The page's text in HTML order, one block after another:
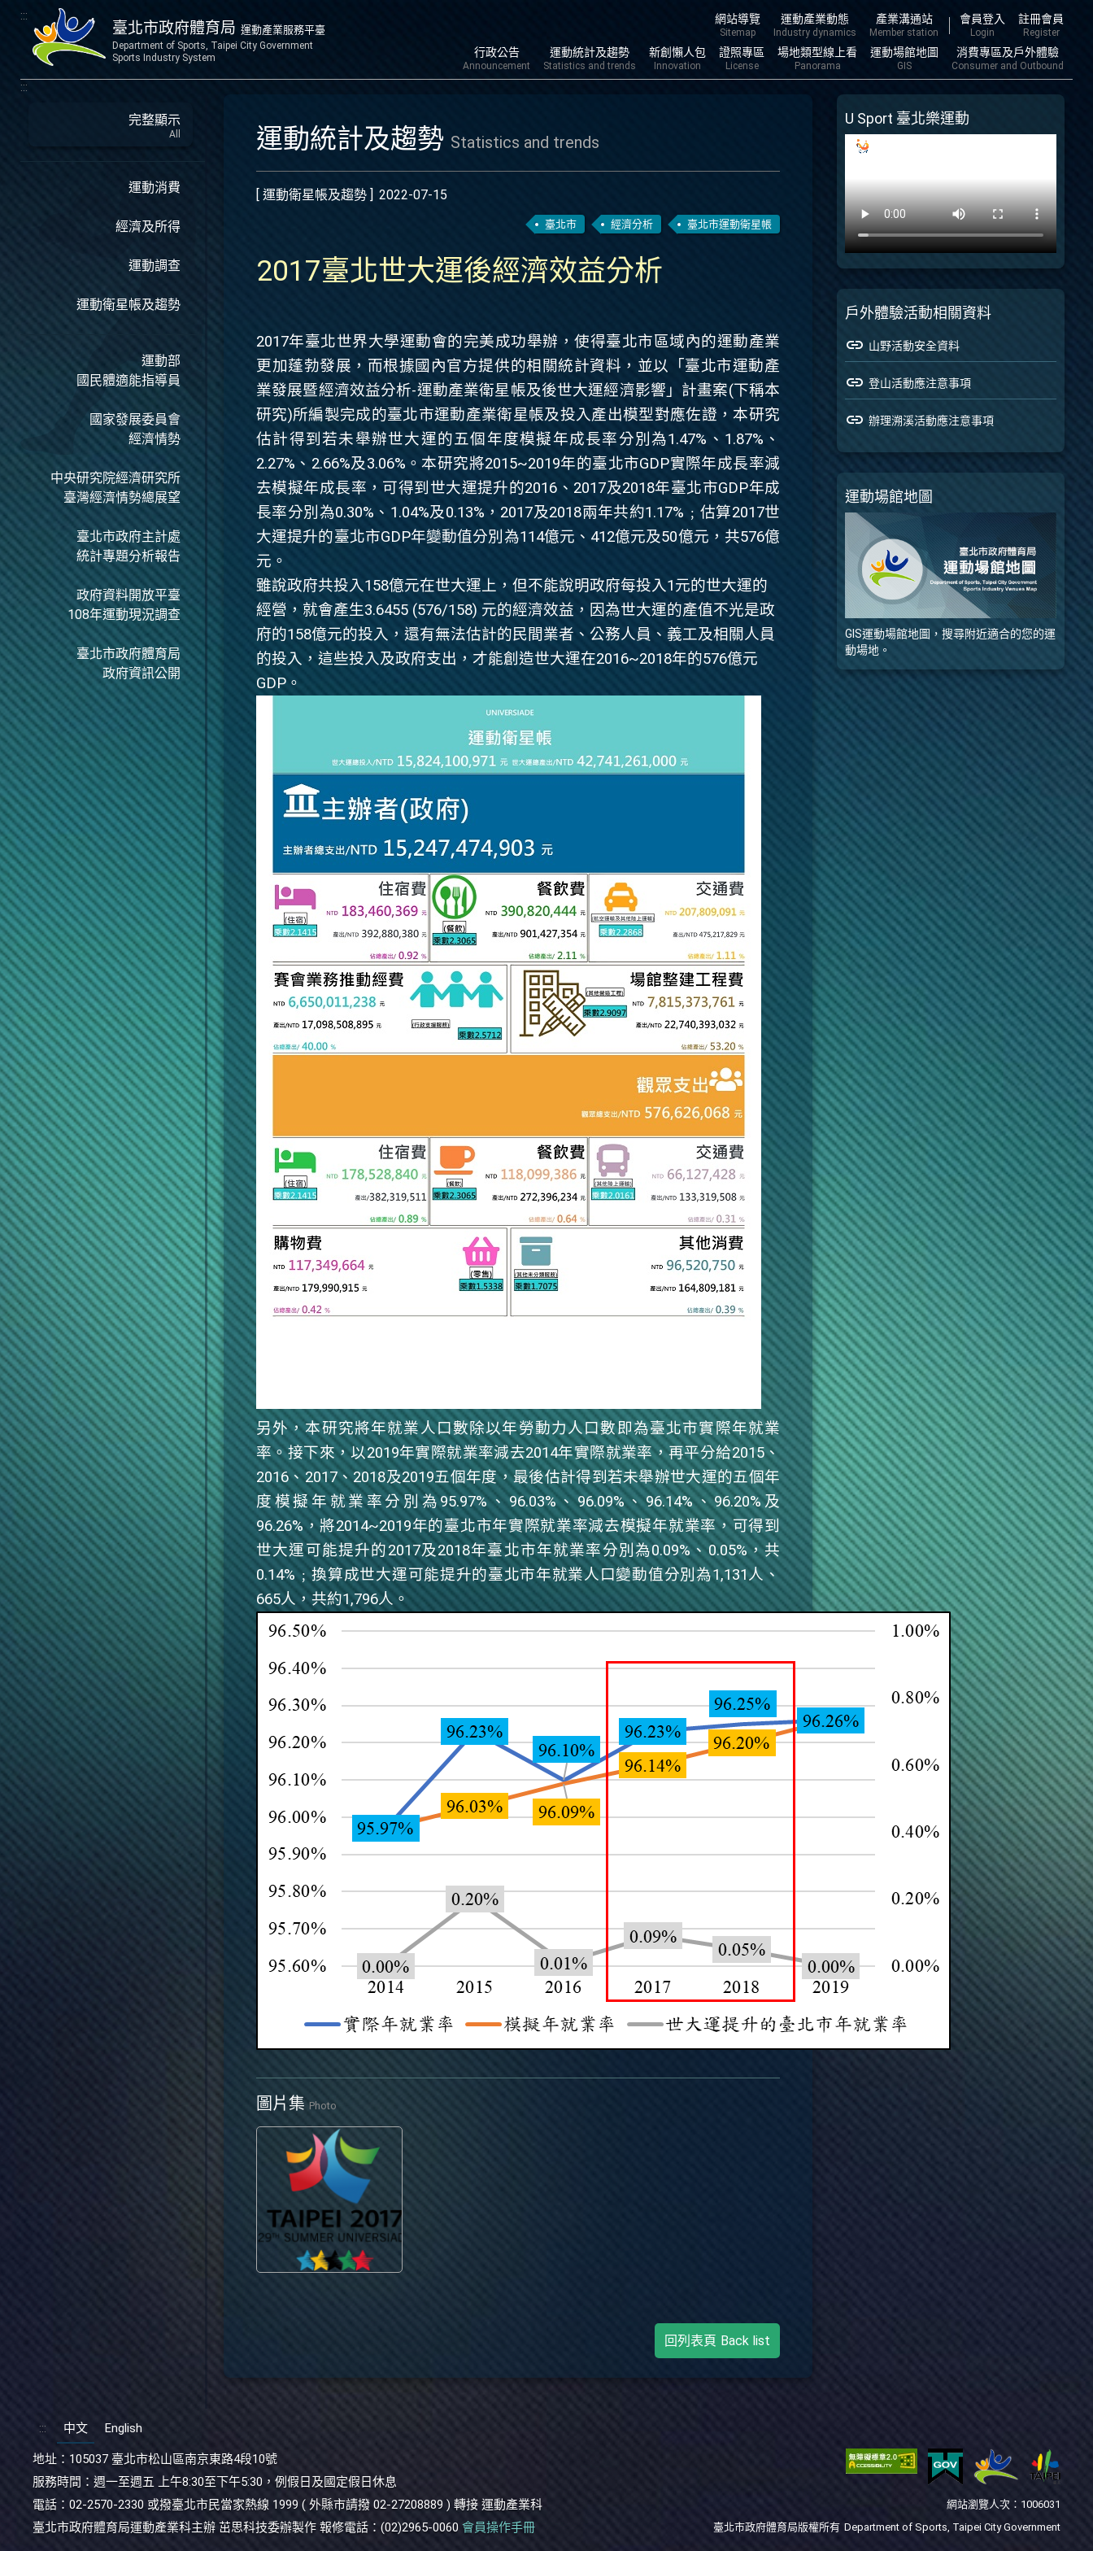
:::
臺北市政府體育局 運動產業服務平臺
Department of Sports, Taipei City Government
Sports Industry System
跳到主要內容
網站導覽
Sitemap
運動產業動態
Industry dynamics
產業溝通站
Member station
會員登入
Login
註冊會員
Register
行政公告
Announcement
運動統計及趨勢
Statistics and trends
新創懶人包
Innovation
證照專區
License
場地類型線上看
Panorama
運動場館地圖
GIS
消費專區及戶外體驗
Consumer and Outbound
:::
完整顯示
All
運動消費
經濟及所得
運動調查
運動衛星帳及趨勢
運動部
國民體適能指導員
國家發展委員會
經濟情勢
中央研究院經濟研究所
臺灣經濟情勢總展望
臺北市政府主計處
統計專題分析報告
政府資料開放平臺
108年運動現況調查
臺北市政府體育局
政府資訊公開
運動統計及趨勢 Statistics and trends
[ 運動衛星帳及趨勢 ] 2022-07-15
臺北市 經濟分析 臺北市運動衛星帳
2017臺北世大運後經濟效益分析
2017年臺北世界大學運動會的完美成功舉辦，使得臺北市區域內的運動產業
更加蓬勃發展，而根據國內官方提供的相關統計資料，並以「臺北市運動產
業發展暨經濟效益分析-運動產業衛星帳及後世大運經濟影響」計畫案(下稱本
研究)所編製完成的臺北市運動產業衛星帳及投入產出模型對應佐證，本研究
估計得到若未舉辦世大運的五個年度模擬年成長率分別為1.47% 、 1.87% 、
2.27% 、 2.66%及3.06% 。本研究將2015~2019年的臺北市GDP實際年成長率減
去模擬年成長率，可得到世大運提升的2016 、 2017及2018年臺北市GDP年成
長率分別為0.30% 、 1.04%及0.13% ， 2017及2018兩年共約1.17% ﹔估算2017世
大運提升的臺北市GDP年變動值分別為114億元、 412億元及50億元，共576億
元。
雖說政府共投入158億元在世大運上，但不能說明政府每投入1元的世大運的
經營，就會產生3.6455 (576/158) 元的經濟效益，因為世大運的產值不光是政
府的158億元的投入，還有無法估計的民間業者、公務人員、義工及相關人員
的投入，這些投入及政府支出，才能創造世大運在2016~2018年的576億元
GDP。
另外，本研究將年就業人口數除以年勞動力人口數即為臺北市實際年就業
率。接下來，以2019年實際就業率減去2014年實際就業率，再平分給2015、
2016、2017、2018及2019五個年度，最後估計得到若未舉辦世大運的五個年
度模擬年就業率分別為95.97%、96.03%、96.09%、96.14%、96.20%及
96.26%，將2014~2019年的臺北市年實際就業率減去模擬年就業率，可得到
世大運可能提升的2017及2018年臺北市年就業率分別為0.09%、0.05%，共
0.14% ﹔換算成世大運可能提升的臺北市年就業人口變動值分別為1,131人、
665人，共約1,796人。
圖片集 Photo
回列表頁 Back list
U Sport 臺北樂運動
戶外體驗活動相關資料
link 山野活動安全資料
link 登山活動應注意事項
link 辦理溯溪活動應注意事項
運動場館地圖
GIS運動場館地圖，搜尋附近適合的您的運
動場地。
::: 中文 English
地址： 105037 臺北市松山區南京東路4段10號
服務時間： 週一至週五 上午8:30至下午5:30，例假日及國定假日休息
電話： 02-2570-2330 或撥臺北市民當家熱線 1999 ( 外縣市請撥 02-27208889 ) 轉接 運動產業科
臺北市政府體育局運動產業科主辦 茁思科技委辦製作 報修電話：(02)2965-0060 會員操作手冊
網站瀏覽人次：1006031
臺北市政府體育局版權所有 Department of Sports, Taipei City Government